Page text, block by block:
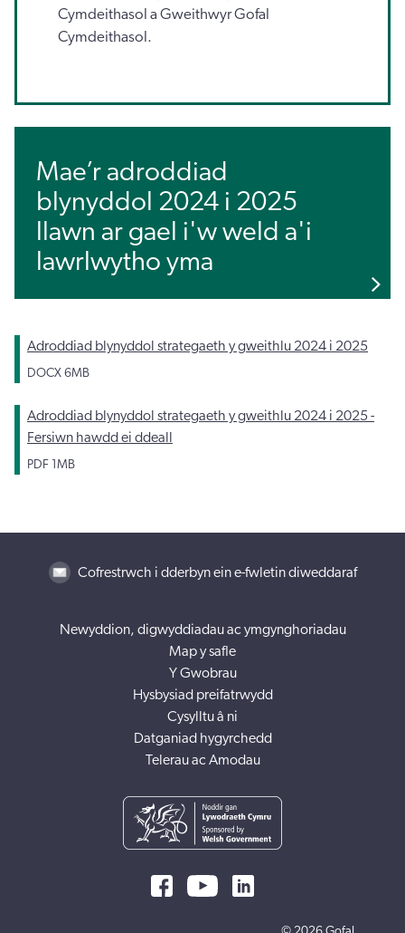
Cymdeithasol a Gweithwyr Gofal
Cymdeithasol.
Mae’r adroddiad
blynyddol 2024 i 2025
llawn ar gael i'w weld a'i
lawrlwytho yma
Adroddiad blynyddol strategaeth y gweithlu 2024 i 2025
DOCX 6MB
Adroddiad blynyddol strategaeth y gweithlu 2024 i 2025 -
Fersiwn hawdd ei ddeall
PDF 1MB
Cofrestrwch i dderbyn ein e-fwletin diweddaraf
Newyddion, digwyddiadau ac ymgynghoriadau
Map y safle
Y Gwobrau
Hysbysiad preifatrwydd
Cysylltu â ni
Datganiad hygyrchedd
Telerau ac Amodau